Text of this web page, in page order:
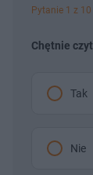
Pytanie 1 z 10
Chętnie
Tak
Nie